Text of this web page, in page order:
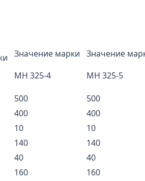
Значение марки
МН 325-4
Значение
МН 325-5
500
500
400
400
10
10
140
140
40
40
160
160